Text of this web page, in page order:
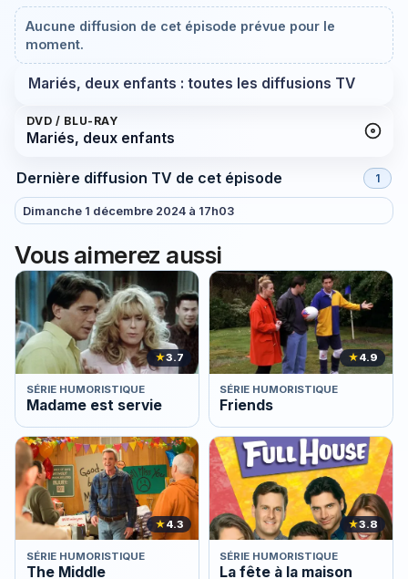
Aucune diffusion de cet épisode prévue pour le
moment.
Mariés, deux enfants : toutes les diffusions TV
DVD / BLU-RAY
Mariés, deux enfants
Dernière diffusion TV de cet épisode 1
Dimanche 1 décembre 2024 à 17h03
Vous aimerez aussi
★3.7
SÉRIE HUMORISTIQUE
Madame est servie
★4.9
SÉRIE HUMORISTIQUE
Friends
★4.3
SÉRIE HUMORISTIQUE
The Middle
★3.8
SÉRIE HUMORISTIQUE
La fête à la maison